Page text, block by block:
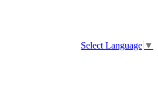
Select Language ▼